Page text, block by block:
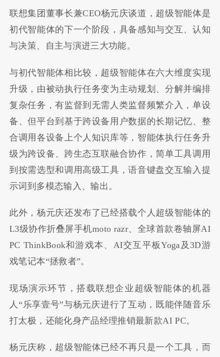
联想集团董事长兼CEO杨元庆谈道，超级智能体是
初代智能体的下一个阶段，具备感知与交互、认知
与决策、自主与演进三大功能。
与初代智能体相比较，超级智能体在六大维度实现
升级，由被动执行任务变为主动规划、分解并编排
复杂任务，有监督到无需人类监督频繁介入，单设
备、但平台到基于跨设备用户数据的长期记忆、整
合调用各设备上个人知识库等，智能体执行任务升
级为跨设备、跨生态互联融合协作，简单工具调用
到按需选型和调用高级工具，语音键盘交互输入提
示词到多模态输入、输出。
此外，杨元庆还发布了已经搭载个人超级智能体的
L3级协作折叠屏手机moto razr、 全球首款卷轴屏AI
PC ThinkBook和游戏本、AI交互平板Yoga及3D游
戏笔记本“拯救者”。
现场演示环节，搭载联想企业超级智能体的机器
人 “乐享壹号”与杨元庆进行了互动，既能伴随音乐
打太极，还能化身产品经理推销最新款AI PC。
杨元庆称，超级智能体已经不再只是一个工具，而